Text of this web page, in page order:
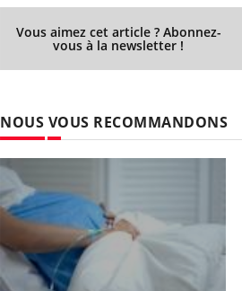
Vous aimez cet article ? Abonnez-
vous à la newsletter !
NOUS VOUS RECOMMANDONS